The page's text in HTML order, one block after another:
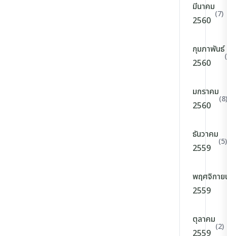
มีนาคม
2560
(7)
กุมภาพันธ์
2560
มกราคม
2560
(8)
ธันวาคม
2559
(5)
พฤศจิกาย
2559
ตุลาคม
2559
(2)